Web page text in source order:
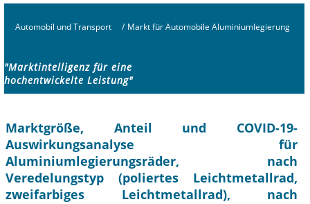
Automobil und Transport / Markt für Automobile Aluminiumlegierung
"Marktintelligenz für eine
hochentwickelte Leistung"
Marktgröße, Anteil und COVID-19-
Auswirkungsanalyse für
Aluminiumlegierungsräder, nach
Veredelungstyp (poliertes Leichtmetallrad,
zweifarbiges Leichtmetallrad), nach